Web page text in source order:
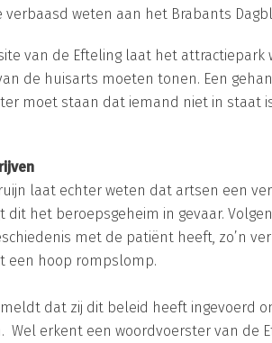
verbaasd weten aan het Brabants
van de Efteling laat het
de huisarts moeten tonen. Een
moet staan dat iemand niet in staat
laat echter weten dat artsen een
dit het beroepsgeheim in gevaar.
met de patiënt heeft, zo’n
een hoop rompslomp.
meldt dat zij dit beleid heeft ingevoerd
Wel erkent een woordvoerster van de